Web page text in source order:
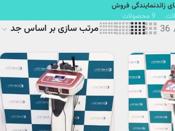
زائدنمایندگی فروش
9 محصولات
36